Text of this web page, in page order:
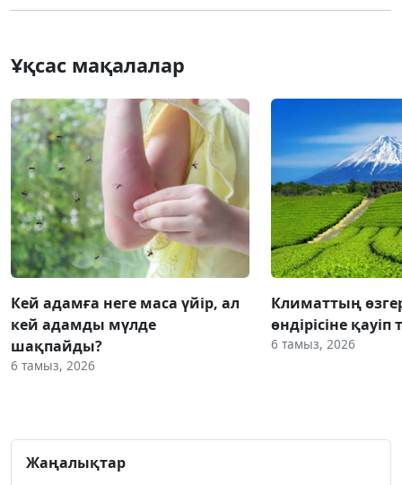
Ұқсас мақалалар
Кей адамға неге маса үйір, ал
кей адамды мүлде
шақпайды?
6 тамыз, 2026
Климаттың
өндірісіне қауіп
6 тамыз, 2026
Жаңалықтар